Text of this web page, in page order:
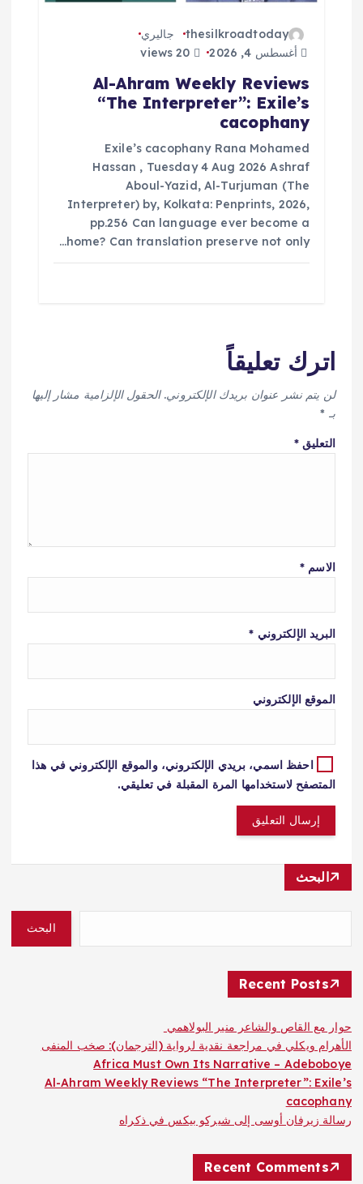
thesilkroadtoday
جاليري
أغسطس 4, 2026
Al-Ahram Weekly Reviews
“The Interpreter”: Exile’s
cacophany
Exile’s cacophany Rana Mohamed
Hassan , Tuesday 4 Aug 2026 Ashraf
Aboul-Yazid, Al-Turjuman (The
Interpreter) by, Kolkata: Penprints, 2026,
pp.256 Can language ever become a
home? Can translation preserve not only…
اترك تعليقاً
لن يتم نشر عنوان بريدك الإلكتروني. الحقول الإلزامية مشار إليها
بـ *
التعليق*
الاسم *
البريد الإلكتروني *
الموقع الإلكتروني
احفظ اسمي، بريدي الإلكتروني، والموقع الإلكتروني في هذا
المتصفح لاستخدامها المرة المقبلة في تعليقي.
البحث
البحث
Recent Posts
حوار مع القاص والشاعر منير البولاهمي
الأهرام ويكلي في مراجعة نقدية لرواية (الترجمان): صخب المنفى
Africa Must Own Its Narrative – Adeboboye
Al-Ahram Weekly Reviews “The Interpreter”: Exile’s
cacophany
رسالة زيرفان أوسى إلى شيركو بيكس في ذكراه
Recent Comments